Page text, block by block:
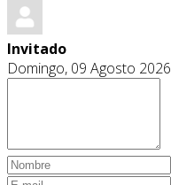
Invitado
Domingo, 09 Agosto 2026